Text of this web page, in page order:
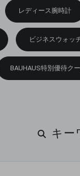
レディース腕時計
ビジネスウォッ
BAUHAUS特別優待ク
キー